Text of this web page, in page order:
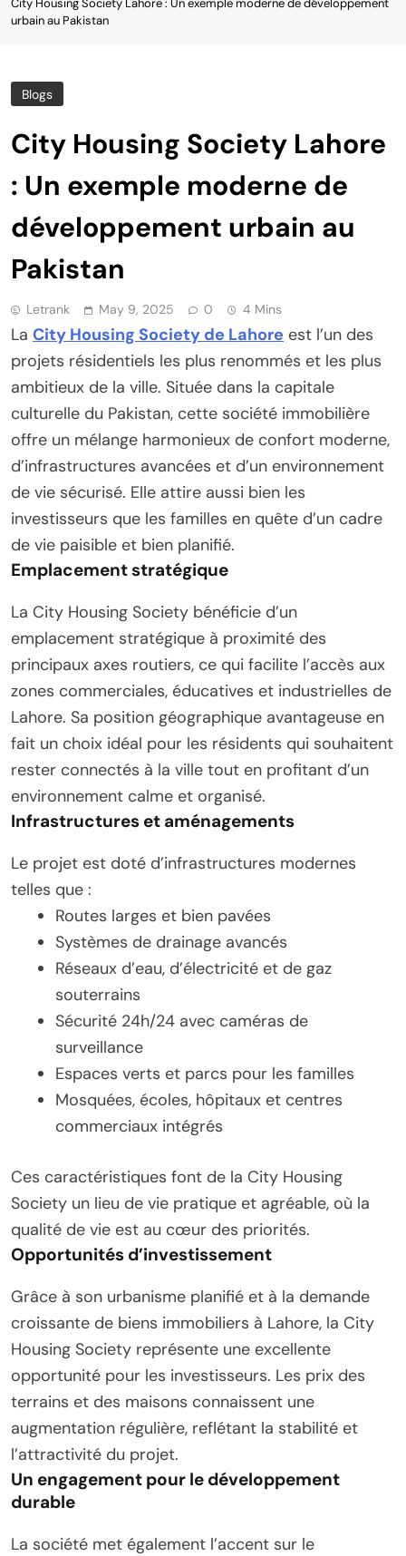
City Housing Society Lahore : Un exemple moderne de développement
urbain au Pakistan
Blogs
City Housing Society Lahore
: Un exemple moderne de
développement urbain au
Pakistan
Letrank May 9, 2025 0 4 Mins
La City Housing Society de Lahore est l’un des
projets résidentiels les plus renommés et les plus
ambitieux de la ville. Située dans la capitale
culturelle du Pakistan, cette société immobilière
offre un mélange harmonieux de confort moderne,
d’infrastructures avancées et d’un environnement
de vie sécurisé. Elle attire aussi bien les
investisseurs que les familles en quête d’un cadre
de vie paisible et bien planifié.
Emplacement stratégique
La City Housing Society bénéficie d’un
emplacement stratégique à proximité des
principaux axes routiers, ce qui facilite l’accès aux
zones commerciales, éducatives et industrielles de
Lahore. Sa position géographique avantageuse en
fait un choix idéal pour les résidents qui souhaitent
rester connectés à la ville tout en profitant d’un
environnement calme et organisé.
Infrastructures et aménagements
Le projet est doté d’infrastructures modernes
telles que :
Routes larges et bien pavées
Systèmes de drainage avancés
Réseaux d’eau, d’électricité et de gaz
souterrains
Sécurité 24h/24 avec caméras de
surveillance
Espaces verts et parcs pour les familles
Mosquées, écoles, hôpitaux et centres
commerciaux intégrés
Ces caractéristiques font de la City Housing
Society un lieu de vie pratique et agréable, où la
qualité de vie est au cœur des priorités.
Opportunités d’investissement
Grâce à son urbanisme planifié et à la demande
croissante de biens immobiliers à Lahore, la City
Housing Society représente une excellente
opportunité pour les investisseurs. Les prix des
terrains et des maisons connaissent une
augmentation régulière, reflétant la stabilité et
l’attractivité du projet.
Un engagement pour le développement
durable
La société met également l’accent sur le